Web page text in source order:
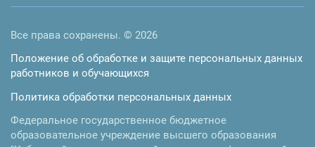
Все права сохранены. © 2026
Положение об обработке и защите персональных данных
работников и обучающихся
Политика обработки персональных данных
Федеральное государственное бюджетное
образовательное учреждение высшего образования